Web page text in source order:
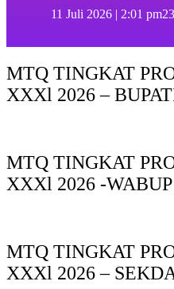
11 Juli 2026 | 2:01 pm
MTQ TINGKAT
XXXl 2026 –
MTQ TINGKAT
XXXl 2026 -
MTQ TINGKAT
XXXl 2026 –